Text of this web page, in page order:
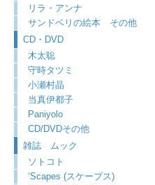
リラ・アンナ
サンドベリの絵本 その他
CD・DVD
木太聡
守時タツミ
小瀬村晶
当真伊都子
Paniyolo
CD/DVDその他
雑誌 ムック
ソトコト
‘Scapes (スケープス)